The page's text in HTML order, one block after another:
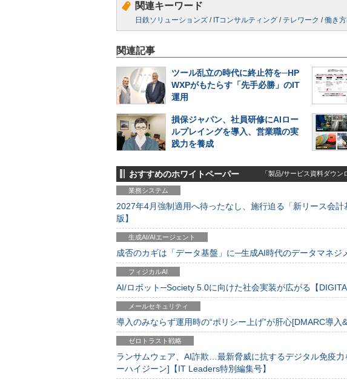
関連キーワード
日鉄ソリューションズ / ITコンサルティング / テレワーク /働き
関連記事
ツール乱立の時代に終止符を─HP
WXPがもたらす「先手必勝」のIT
運用
損保ジャパン、社員研修にAIロー
ルプレイングを導入、営業職の実
践力を養成
おすすめのホワイトペーパー 「製品/サービス資料ダウ
業務システム
2027年4月強制適用へ待ったなし、施行迫る「新リース会
版】
生成AI/AIエージェント
成否のカギは「データ基盤」に─生成AI時代のデータマネジ
フィジカルAI
AI/ロボット─Society 5.0に向けた社会実装が広がる【
メールセキュリティ
導入のみならず運用時の“ポリシー上げ”が肝心[DMARC導入
ゼロトラスト戦略
ランサムウェア、AI詐欺…最新脅威に抗するデジタル免疫
ーハイジーン]【IT Leaders特別編集号】